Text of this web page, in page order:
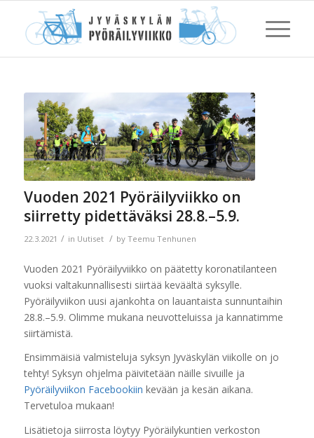
Vuoden 2021 Pyöräilyviikko on
siirretty pidettäväksi 28.8.–5.9.
22.3.2021 / in Uutiset / by Teemu Tenhunen
Vuoden 2021 Pyöräilyviikko on päätetty koronatilanteen
vuoksi valtakunnallisesti siirtää keväältä syksylle.
Pyöräilyviikon uusi ajankohta on lauantaista sunnuntaihin
28.8.–5.9. Olimme mukana neuvotteluissa ja kannatimme
siirtämistä.
Ensimmäisiä valmisteluja syksyn Jyväskylän viikolle on jo
tehty! Syksyn ohjelma päivitetään näille sivuille ja
Pyöräilyviikon Facebookiin kevään ja kesän aikana.
Tervetuloa mukaan!
Lisätietoja siirrosta löytyy Pyöräilykuntien verkoston